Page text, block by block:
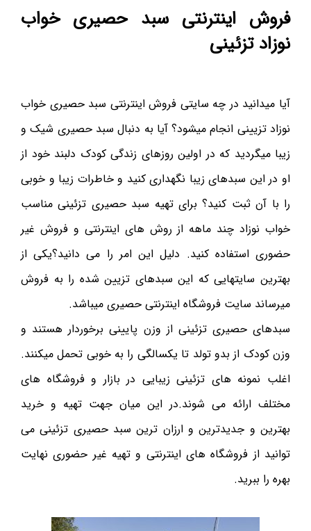
فروش اینترنتی سبد حصیری خواب
نوزاد تزئینی
آیا میدانید در چه سایتی فروش اینترنتی سبد حصیری خواب
نوزاد تزیینی انجام میشود؟ آیا به دنبال سبد حصیری شیک و
زیبا میگردید که در اولین روزهای زندگی کودک دلبند خود از
او در این سبدهای زیبا نگهداری کنید و خاطرات زیبا و خوبی
را با آن ثبت کنید؟ برای تهیه سبد حصیری تزئینی مناسب
خواب نوزاد چند ماهه از روش های اینترنتی و فروش غیر
حضوری استفاده کنید. دلیل این امر را می دانید؟یکی از
بهترین سایتهایی که این سبدهای تزیین شده را به فروش
میرساند سایت فروشگاه اینترنتی حصیری میباشد.
سبدهای حصیری تزئینی از وزن پایینی برخوردار هستند و
وزن کودک از بدو تولد تا یکسالگی را به خوبی تحمل میکنند.
اغلب نمونه های تزئینی زیبایی در بازار و فروشگاه های
مختلف ارائه می شوند.در این میان جهت تهیه و خرید
بهترین و جدیدترین و ارزان ترین سبد حصیری تزئینی می
توانید از فروشگاه های اینترنتی و تهیه غیر حضوری نهایت
بهره را ببرید.